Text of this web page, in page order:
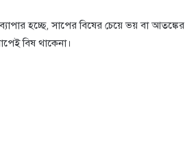
হচ্ছে, সাপের বিষের চেয়ে ভয় বা আতঙ্কের
বিষ থাকেনা।